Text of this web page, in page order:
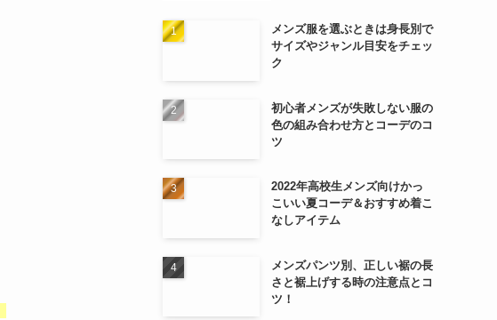
メンズ服を選ぶときは身長別で
サイズやジャンル目安をチェッ
ク
初心者メンズが失敗しない服の
色の組み合わせ方とコーデのコ
ツ
2022年高校生メンズ向けかっ
こいい夏コーデ＆おすすめ着こ
なしアイテム
メンズパンツ別、正しい裾の長
さと裾上げする時の注意点とコ
ツ！